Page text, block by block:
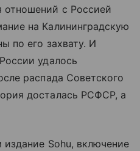
с Россией
на Калининградскую
по его захвату. И
удалось
распада Советского
досталась РСФСР, а
Sohu, включение